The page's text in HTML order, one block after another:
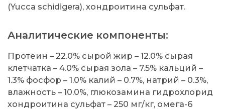
(Yucca schidigera), хондроитина сульфат.
Аналитические компоненты:
Протеин – 22.0% сырой жир – 12.0% сырая
клетчатка – 4.0% сырая зола – 7.5% кальций –
1.3% фосфор – 1.0% калий – 0.7%, натрий – 0.3%,
влажность – 10.0%, глюкозамина гидрохлорид
хондроитина сульфат – 250 мг/кг, омега-6